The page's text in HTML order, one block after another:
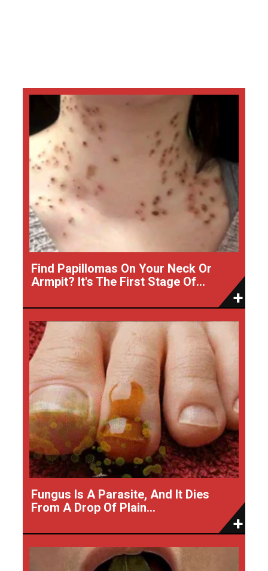
Find Papillomas On Your Neck Or
Armpit? It's The First Stage Of...
Fungus Is A Parasite, And It Dies
From A Drop Of Plain...